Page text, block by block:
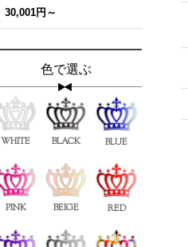
30,001円～
色で選ぶ
WHITE BLACK BLUE
PINK BEIGE RED